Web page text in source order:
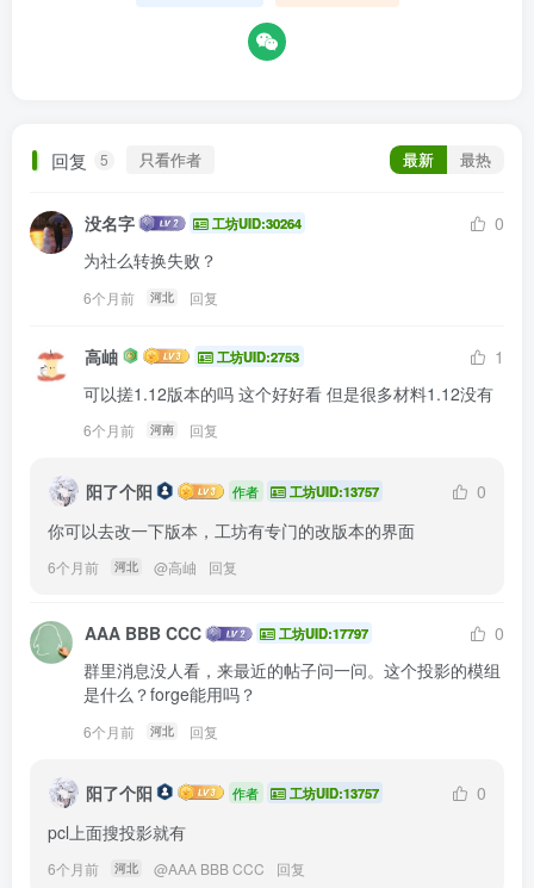
回复 5 只看作者 最新 最热
没名字 工坊UID:30264
0
为社么转换失败？
6个月前 河北 回复
高岫 工坊UID:2753
1
可以搓1.12版本的吗 这个好好看 但是很多材料1.12没有
6个月前 河南 回复
阳了个阳 作者 工坊UID:13757
0
你可以去改一下版本，工坊有专门的改版本的界面
6个月前 河北 @高岫 回复
AAA BBB CCC 工坊UID:17797
0
群里消息没人看，来最近的帖子问一问。这个投影的模组
是什么？forge能用吗？
6个月前 河北 回复
阳了个阳 作者 工坊UID:13757
0
pcl上面搜投影就有
6个月前 河北 @AAA BBB CCC 回复